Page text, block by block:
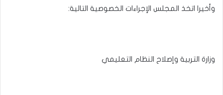
وأخيرا اتخذ المجلس الإجراءات الخصوصية التالية:
وزارة التربية وإصلاح النظام التعليمي